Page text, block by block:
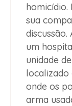
homicídio.
sua
um
unidade
localizado
onde os
arma